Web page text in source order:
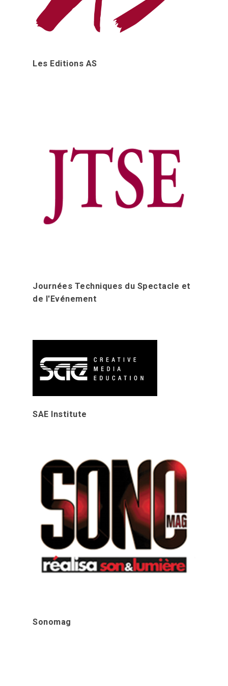
Les Editions AS
Journées Techniques du Spectacle et
de l'Evénement
SAE Institute
Sonomag